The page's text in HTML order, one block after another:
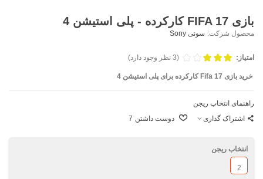
بازی FIFA 17 کارکرده - پلی استیشن 4
محصول شرکت: سونی Sony
امتیاز: (3 نظر وجود دارد)
خرید بازی Fifa 17 کارکرده برای پلی استیشن 4
راهنمای انتخاب ریجن
اشتراک گذاری
دوست داشتن 7
انتخاب ریجن
2